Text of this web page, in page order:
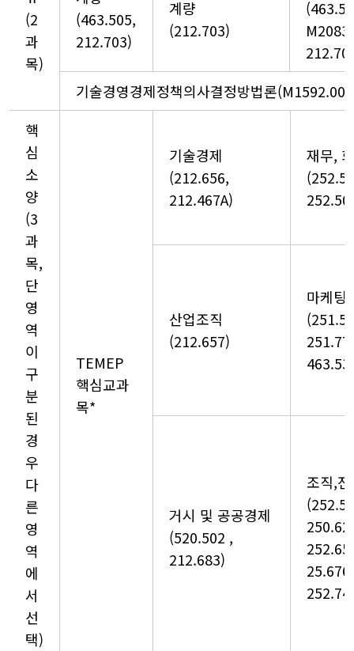
(2
과
목)
(463.505,
212.703)
계량
(212.703)
기술경영경제정책의사결정방법론
핵
심
소
양
(3
과
목,
단
영
역
이
구
분
된
경
우
다
른
영
역
에
서
선
택)
TEMEP
핵심교과
목*
기술경제
(212.656,
212.467A)
재무,
산업조직
(212.657)
마케팅
거시 및 공공경제
(520.502 ,
212.683)
조직,